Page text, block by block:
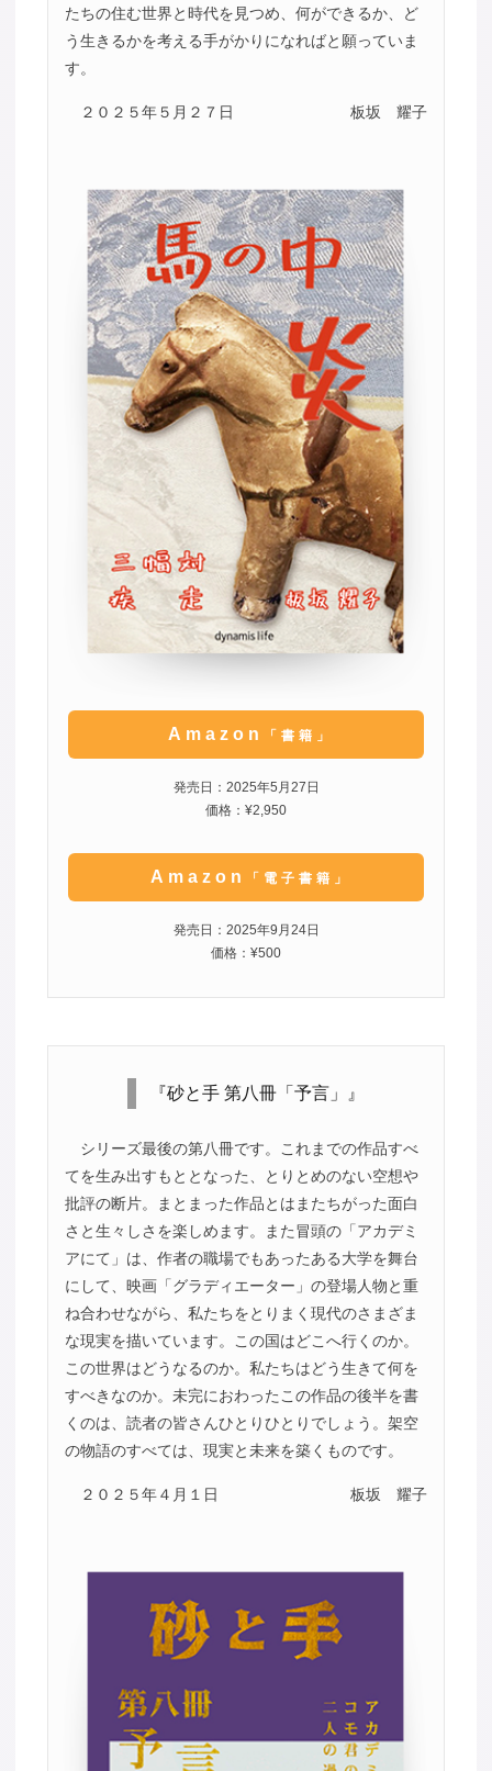
たちの住む世界と時代を見つめ、何ができるか、ど
う生きるかを考える手がかりになればと願っていま
す。
２０２５年５月２７日 板坂 耀子
Amazon 「書籍」
発売日：2025年5月27日
価格：¥2,950
Amazon 「電子書籍」
発売日：2025年9月24日
価格：¥500
『砂と手 第八冊「予言」』
シリーズ最後の第八冊です。これまでの作品すべ
てを生み出すもととなった、とりとめのない空想や
批評の断片。まとまった作品とはまたちがった面白
さと生々しさを楽しめます。また冒頭の「アカデミ
アにて」は、作者の職場でもあったある大学を舞台
にして、映画「グラディエーター」の登場人物と重
ね合わせながら、私たちをとりまく現代のさまざま
な現実を描いています。この国はどこへ行くのか。
この世界はどうなるのか。私たちはどう生きて何を
すべきなのか。未完におわったこの作品の後半を書
くのは、読者の皆さんひとりひとりでしょう。架空
の物語のすべては、現実と未来を築くものです。
２０２５年４月１日 板坂 耀子